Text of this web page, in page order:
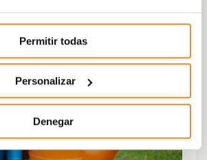
Permitir todas
Personalizar
Denegar